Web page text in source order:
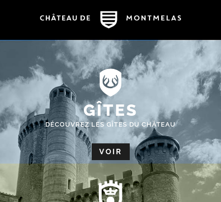
GÎTES
DÉCOUVREZ LES GÎTES DU CHÂTEAU
VOIR